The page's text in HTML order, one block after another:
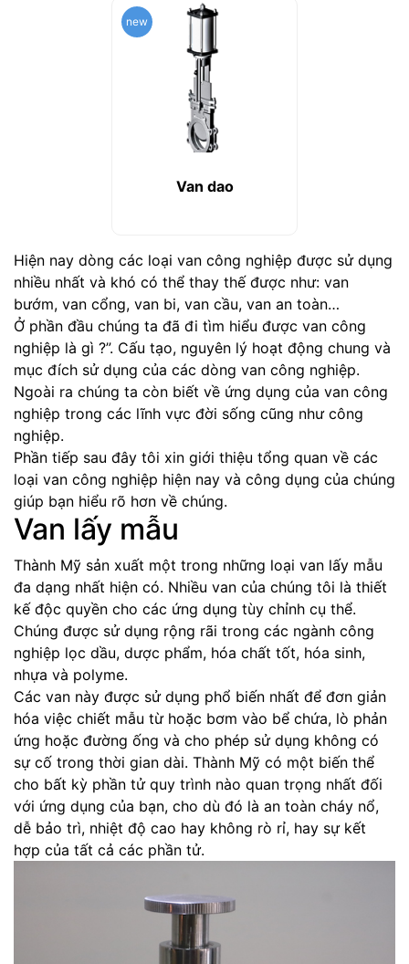
new
Van dao
Hiện nay dòng các loại van công nghiệp được sử dụng
nhiều nhất và khó có thể thay thế được như: van
bướm, van cổng, van bi, van cầu, van an toàn…
Ở phần đầu chúng ta đã đi tìm hiểu được van công
nghiệp là gì ?”. Cấu tạo, nguyên lý hoạt động chung và
mục đích sử dụng của các dòng van công nghiệp.
Ngoài ra chúng ta còn biết về ứng dụng của van công
nghiệp trong các lĩnh vực đời sống cũng như công
nghiệp.
Phần tiếp sau đây tôi xin giới thiệu tổng quan về các
loại van công nghiệp hiện nay và công dụng của chúng
giúp bạn hiểu rõ hơn về chúng.
Van lấy mẫu
Thành Mỹ sản xuất một trong những loại van lấy mẫu
đa dạng nhất hiện có. Nhiều van của chúng tôi là thiết
kế độc quyền cho các ứng dụng tùy chỉnh cụ thể.
Chúng được sử dụng rộng rãi trong các ngành công
nghiệp lọc dầu, dược phẩm, hóa chất tốt, hóa sinh,
nhựa và polyme.
Các van này được sử dụng phổ biến nhất để đơn giản
hóa việc chiết mẫu từ hoặc bơm vào bể chứa, lò phản
ứng hoặc đường ống và cho phép sử dụng không có
sự cố trong thời gian dài. Thành Mỹ có một biến thể
cho bất kỳ phần tử quy trình nào quan trọng nhất đối
với ứng dụng của bạn, cho dù đó là an toàn cháy nổ,
dễ bảo trì, nhiệt độ cao hay không rò rỉ, hay sự kết
hợp của tất cả các phần tử.